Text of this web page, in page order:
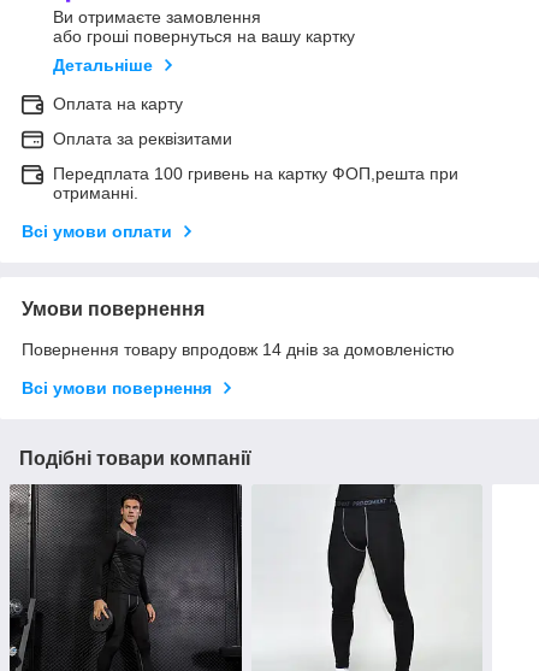
Ви отримаєте замовлення
або гроші повернуться на вашу картку
Детальніше
Оплата на карту
Оплата за реквізитами
Передплата 100 гривень на картку ФОП,решта при
отриманні.
Всі умови оплати
Умови повернення
Повернення товару впродовж 14 днів за домовленістю
Всі умови повернення
Подібні товари компанії